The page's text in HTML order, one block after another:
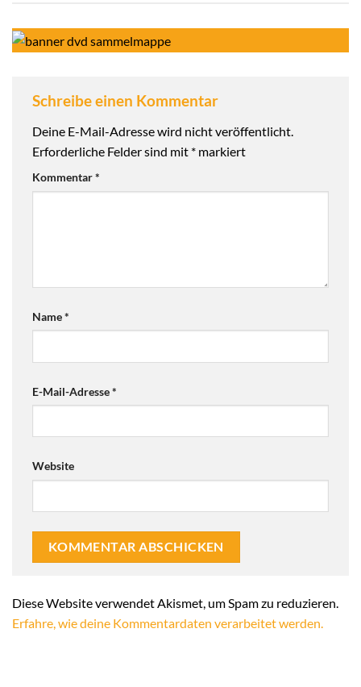
Schreibe einen Kommentar
Deine E-Mail-Adresse wird nicht veröffentlicht.
Erforderliche Felder sind mit * markiert
Kommentar*
Name*
E-Mail-Adresse*
Website
Diese Website verwendet Akismet, um Spam zu reduzieren.
Erfahre, wie deine Kommentardaten verarbeitet werden.